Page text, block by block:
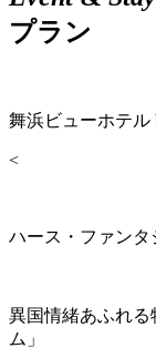
プラン
舞浜ビューホテ
<
ハース・ファンタ
異国情緒あふれ
ム」